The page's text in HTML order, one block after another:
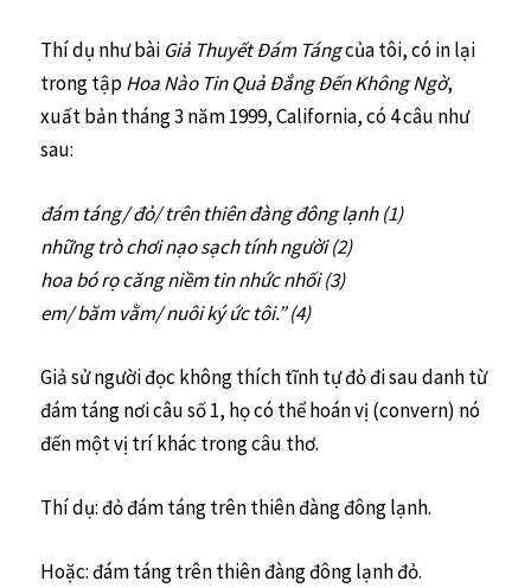
Thí dụ như bài Giả Thuyết Đám Tángcủa tôi, có in lại
trong tậpHoa Nào Tin Quả Đắng Đến Không Ngờ,
xuất bản tháng 3 năm 1999, California, có 4 câu như
sau:
đám táng/ đỏ/ trên thiên đàng đông lạnh (1)
những trò chơi nạo sạch tính người (2)
hoa bó rọ căng niềm tin nhức nhối (3)
em/ băm vằm/ nuôi ký ức tôi.” (4)
Giả sử người đọc không thích tĩnh tự đỏ đi sau danh từ
đám táng nơi câu số 1, họ có thể hoán vị (convern) nó
đến một vị trí khác trong câu thơ.
Thí dụ: đỏ đám táng trên thiên đàng đông lạnh.
Hoặc: đám táng trên thiên đàng đông lạnh đỏ.